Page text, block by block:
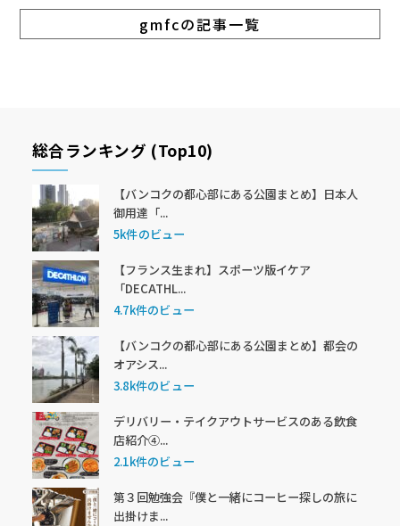
gmfcの記事一覧
総合ランキング (Top10)
【バンコクの都心部にある公園まとめ】日本人
御用達「...
5k件のビュー
【フランス生まれ】スポーツ版イケア
「DECATHL...
4.7k件のビュー
【バンコクの都心部にある公園まとめ】都会の
オアシス...
3.8k件のビュー
デリバリー・テイクアウトサービスのある飲食
店紹介④...
2.1k件のビュー
第３回勉強会『僕と一緒にコーヒー探しの旅に
出掛けま...